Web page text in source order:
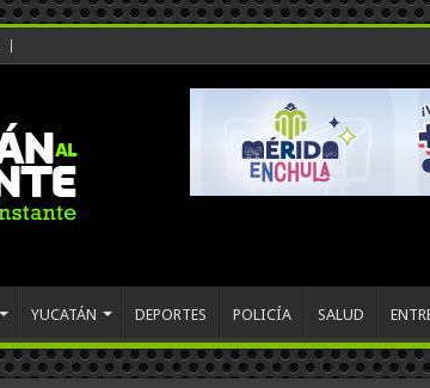
YUCATÁN DEPORTES POLICÍA SALUD